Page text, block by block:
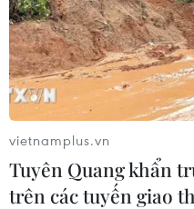
vietnamplus.vn
Tuyên Quang khẩn
trên các tuyến giao